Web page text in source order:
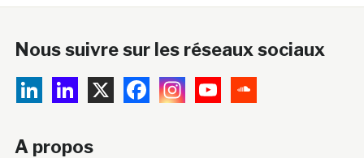
Nous suivre sur les réseaux sociaux
A propos